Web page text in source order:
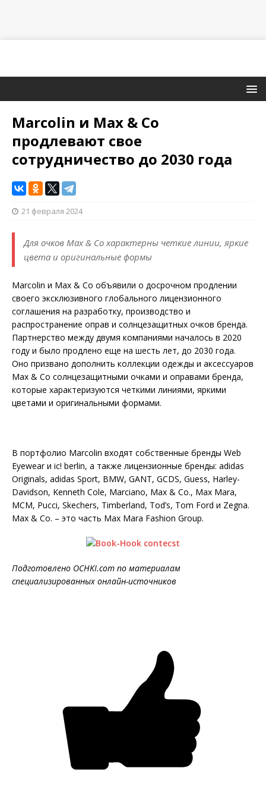
Marcolin и Max & Co
продлевают свое
сотрудничество до 2030 года
21 февраля 2024
Для очков Max & Co характерны четкие линии, яркие
цвета и оригинальные формы
Marcolin и Max & Co объявили о досрочном продлении
своего эксклюзивного глобального лицензионного
соглашения на разработку, производство и
распространение оправ и солнцезащитных очков бренда.
Партнерство между двумя компаниями началось в 2020
году и было продлено еще на шесть лет, до 2030 года.
Оно призвано дополнить коллекции одежды и аксессуаров
Max & Co солнцезащитными очками и оправами бренда,
которые характеризуются четкими линиями, яркими
цветами и оригинальными формами.
В портфолио Marcolin входят собственные бренды Web
Eyewear и ic! berlin, а также лицензионные бренды: adidas
Originals, adidas Sport, BMW, GANT, GCDS, Guess, Harley-
Davidson, Kenneth Cole, Marciano, Max & Co., Max Mara,
MCM, Pucci, Skechers, Timberland, Tod’s, Tom Ford и Zegna.
Max & Co. – это часть Max Mara Fashion Group.
Подготовлено OCHKI.com по материалам
специализированных онлайн-источников